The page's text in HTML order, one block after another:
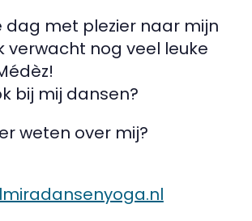
dag met plezier naar mijn
verwacht nog veel leuke
bij mij dansen?
weten over mij?